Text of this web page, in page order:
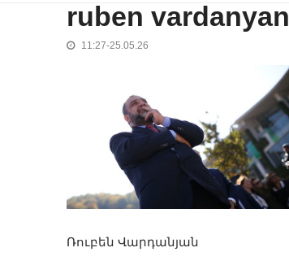
ruben vardanyan
11:27-25.05.26
Ռուբեն Վարդանյան